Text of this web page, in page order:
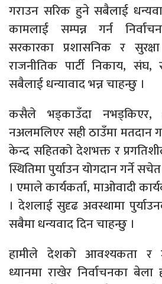
गराउन सरिक हुने सबैलाई
कामलाई सम्पन्न गर्न
सरकारका प्रशासनिक र
राजनीतिक पार्टी निकाय,
सबैलाई धन्यावाद भन्न चाहन्छु ।
कसैले भड्काउँदा नभड्किएर,
नअलमलिएर सही ठाउँमा मतदान
केन्द सहितको देशभक्त र
स्थितिमा पुर्याउन योगदान गर्ने
। एमाले कार्यकर्ता, माओवादी
। देशलाई सुदृढ अवस्थामा
सबैमा धन्यवाद दिन चाहन्छु ।
हामीले देशको आवश्यकता र
ध्यानमा राखेर निर्वाचनका बेला